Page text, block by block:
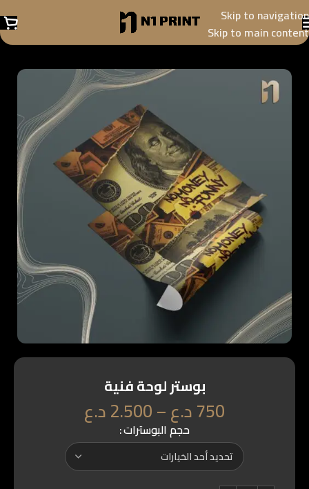
Skip to navigation
Skip to main content
بوستر لوحة فنية
750د.ع–
2.500د.ع
حجم البوسترات